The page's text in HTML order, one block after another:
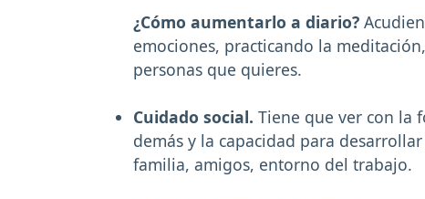
¿Cómo aumentarlo a diario?
emociones, practicando la
personas que quieres.
Cuidado social. Tiene que ver con la
demás y la capacidad para
familia, amigos, entorno del trabajo.